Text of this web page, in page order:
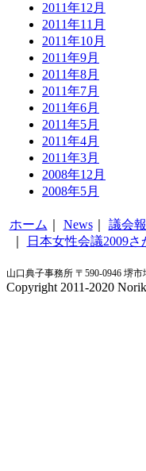
2011年12月
2011年11月
2011年10月
2011年9月
2011年8月
2011年7月
2011年6月
2011年5月
2011年4月
2011年3月
2008年12月
2008年5月
ホーム News｜ 議会
日本女性会議2009さ
山口典子事務所 〒590-0946 堺
Copyright 2011-2020